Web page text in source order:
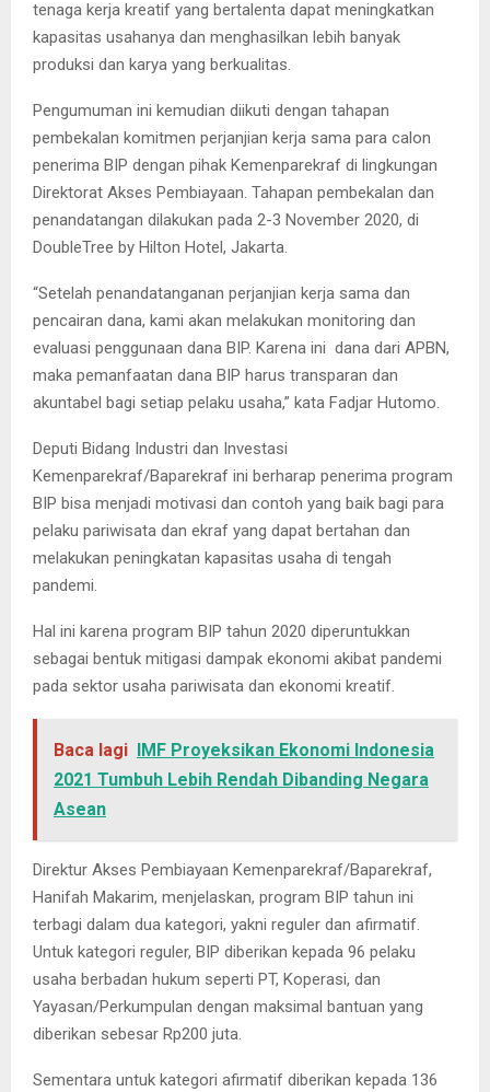
tenaga kerja kreatif yang bertalenta dapat meningkatkan
kapasitas usahanya dan menghasilkan lebih banyak
produksi dan karya yang berkualitas.
Pengumuman ini kemudian diikuti dengan tahapan
pembekalan komitmen perjanjian kerja sama para calon
penerima BIP dengan pihak Kemenparekraf di lingkungan
Direktorat Akses Pembiayaan. Tahapan pembekalan dan
penandatangan dilakukan pada 2-3 November 2020, di
DoubleTree by Hilton Hotel, Jakarta.
“Setelah penandatanganan perjanjian kerja sama dan
pencairan dana, kami akan melakukan monitoring dan
evaluasi penggunaan dana BIP. Karena ini dana dari APBN,
maka pemanfaatan dana BIP harus transparan dan
akuntabel bagi setiap pelaku usaha,” kata Fadjar Hutomo.
Deputi Bidang Industri dan Investasi
Kemenparekraf/Baparekraf ini berharap penerima program
BIP bisa menjadi motivasi dan contoh yang baik bagi para
pelaku pariwisata dan ekraf yang dapat bertahan dan
melakukan peningkatan kapasitas usaha di tengah
pandemi.
Hal ini karena program BIP tahun 2020 diperuntukkan
sebagai bentuk mitigasi dampak ekonomi akibat pandemi
pada sektor usaha pariwisata dan ekonomi kreatif.
Baca lagi
IMF Proyeksikan Ekonomi Indonesia
2021 Tumbuh Lebih Rendah Dibanding Negara
Asean
Direktur Akses Pembiayaan Kemenparekraf/Baparekraf,
Hanifah Makarim, menjelaskan, program BIP tahun ini
terbagi dalam dua kategori, yakni reguler dan afirmatif.
Untuk kategori reguler, BIP diberikan kepada 96 pelaku
usaha berbadan hukum seperti PT, Koperasi, dan
Yayasan/Perkumpulan dengan maksimal bantuan yang
diberikan sebesar Rp200 juta.
Sementara untuk kategori afirmatif diberikan kepada 136